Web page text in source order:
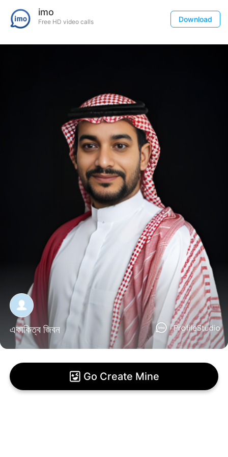
imo
Free HD video calls Download
একাকিত্ব জিবন
Go Create Mine